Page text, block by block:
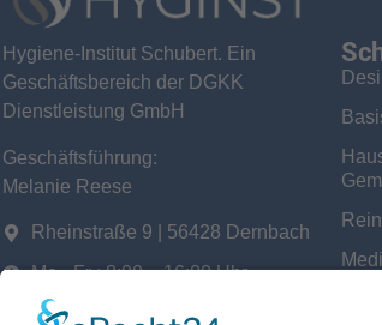
Hygiene-Institut Schubert. Ein
Geschäftsbereich der DGKK
Dienstleistung GmbH
Geschäftsführung:
Melanie Reese
Rheinstraße 9 | 56428 Dernbach
Mo - Fr : 8:00 – 16:00 Uhr
02602 / 684 – 8700